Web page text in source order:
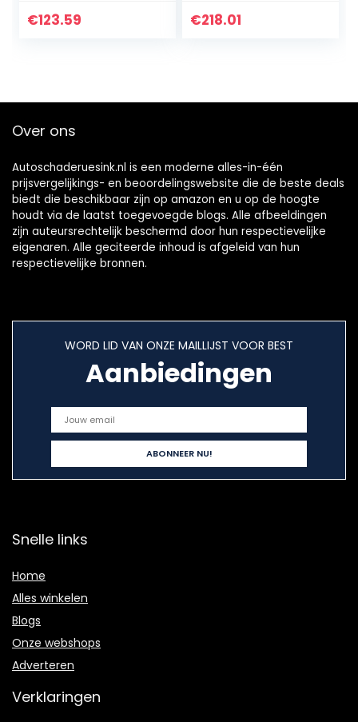
Autodiagnosetool,
€123.59
Klinknagel Pistool
€218.01
Over ons
Autoschaderuesink.nl is een moderne alles-in-één
prijsvergelijkings- en beoordelingswebsite die de beste deals
biedt die beschikbaar zijn op amazon en u op de hoogte
houdt via de laatst toegevoegde blogs. Alle afbeeldingen
zijn auteursrechtelijk beschermd door hun respectievelijke
eigenaren. Alle geciteerde inhoud is afgeleid van hun
respectievelijke bronnen.
WORD LID VAN ONZE MAILLIJST VOOR BEST
Aanbiedingen
Snelle links
Home
Alles winkelen
Blogs
Onze webshops
Adverteren
Verklaringen